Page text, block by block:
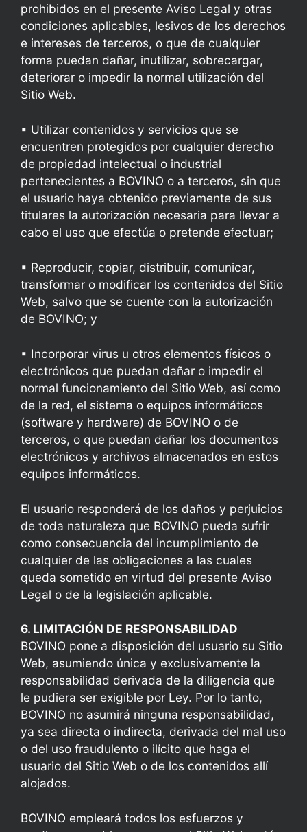
prohibidos en el presente Aviso Legal y otras
condiciones aplicables, lesivos de los derechos
e intereses de terceros, o que de cualquier
forma puedan dañar, inutilizar, sobrecargar,
deteriorar o impedir la normal utilización del
Sitio Web.
▪ Utilizar contenidos y servicios que se
encuentren protegidos por cualquier derecho
de propiedad intelectual o industrial
pertenecientes a BOVINO o a terceros, sin que
el usuario haya obtenido previamente de sus
titulares la autorización necesaria para llevar a
cabo el uso que efectúa o pretende efectuar;
▪ Reproducir, copiar, distribuir, comunicar,
transformar o modificar los contenidos del Sitio
Web, salvo que se cuente con la autorización
de BOVINO; y
▪ Incorporar virus u otros elementos físicos o
electrónicos que puedan dañar o impedir el
normal funcionamiento del Sitio Web, así como
de la red, el sistema o equipos informáticos
(software y hardware) de BOVINO o de
terceros, o que puedan dañar los documentos
electrónicos y archivos almacenados en estos
equipos informáticos.
El usuario responderá de los daños y perjuicios
de toda naturaleza que BOVINO pueda sufrir
como consecuencia del incumplimiento de
cualquier de las obligaciones a las cuales
queda sometido en virtud del presente Aviso
Legal o de la legislación aplicable.
6. LIMITACIÓN DE RESPONSABILIDAD
BOVINO pone a disposición del usuario su Sitio
Web, asumiendo única y exclusivamente la
responsabilidad derivada de la diligencia que
le pudiera ser exigible por Ley. Por lo tanto,
BOVINO no asumirá ninguna responsabilidad,
ya sea directa o indirecta, derivada del mal uso
o del uso fraudulento o ilícito que haga el
usuario del Sitio Web o de los contenidos allí
alojados.
BOVINO empleará todos los esfuerzos y